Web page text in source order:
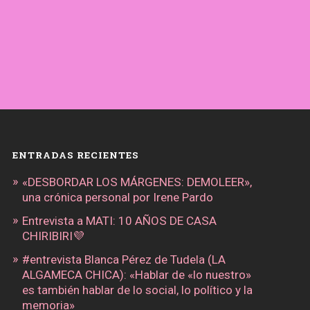
ENTRADAS RECIENTES
«DESBORDAR LOS MÁRGENES: DEMOLEER»,
una crónica personal por Irene Pardo
Entrevista a MATI: 10 AÑOS DE CASA
CHIRIBIRI💜
#entrevista Blanca Pérez de Tudela (LA
ALGAMECA CHICA): «Hablar de «lo nuestro»
es también hablar de lo social, lo político y la
memoria»